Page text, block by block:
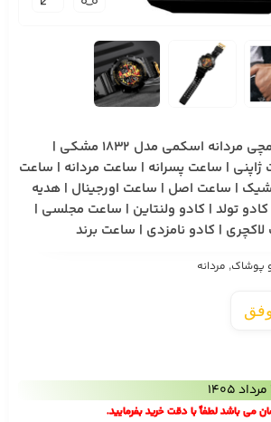
قیمت و خرید ساعت مچی مردانه اسکمی مدل 1832 مشکی |
| ساعت پسرانه | ساعت مردانه | ساعت
| ساعت اصل | ساعت اورجینال | هدیه
کادو تولد | کادو ولنتاین | ساعت مجلسی |
| کادو نامزدی | ساعت برند
پوشاک, مردانه
می باشد لطفاً با دقت خرید بفرمایید.